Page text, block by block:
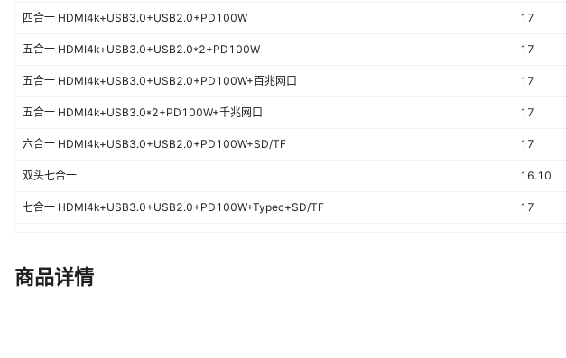
四合一 HDMI4k+USB3.0+USB2.0+PD100W 17
五合一 HDMI4k+USB3.0+USB2.0*2+PD100W 17
五合一 HDMI4k+USB3.0+USB2.0+PD100W+百兆网口 17
五合一 HDMI4k+USB3.0*2+PD100W+千兆网口 17
六合一 HDMI4k+USB3.0+USB2.0+PD100W+SD/TF 17
双头七合一 16.10
七合一 HDMI4k+USB3.0+USB2.0+PD100W+Typec+SD/TF 17
双头八合一
商品详情